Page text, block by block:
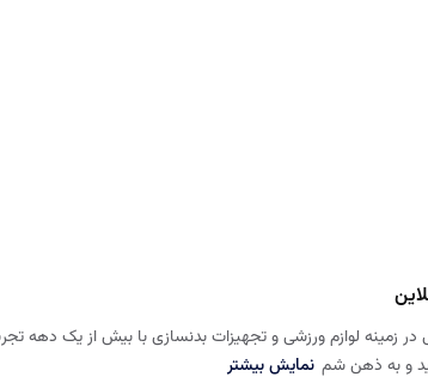
زمینه لوازم ورزشی و تجهیزات بدنسازی با بیش از یک دهه
و به ذهن شم نمایش بیشتر